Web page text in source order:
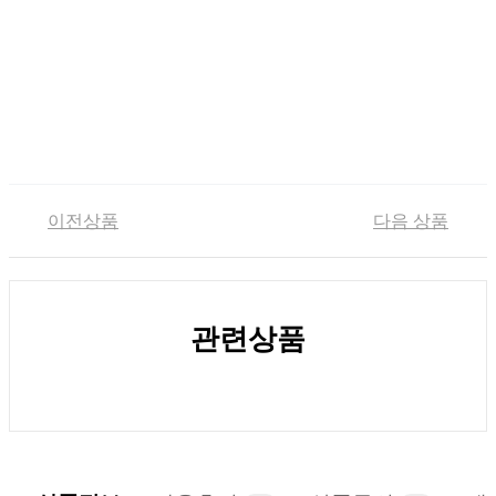
이전상품 다음 상품
관련상품